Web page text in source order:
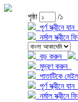
পৃষ্ঠা
/১
পূর্ণ স্ক্রীনে যান
নর্মাল স্ক্রীনে
বড় করুন
মুদ্রণ করুন
পাতাটিকে
পূর্ণ স্ক্রীনে যান
নর্মাল স্ক্রীনে